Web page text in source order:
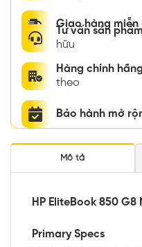
Giao hàng miễn
Tư vấn sản
hữu
Hàng chính
theo
Bảo hành mở
Mô tả
HP EliteBook 850 G8
Primary Specs